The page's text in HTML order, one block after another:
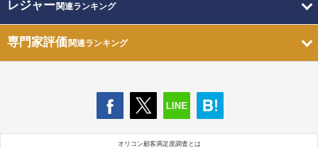
レジャー関連ランキング
専門家評価関連ランキング
オリコン顧客満足度調査とは